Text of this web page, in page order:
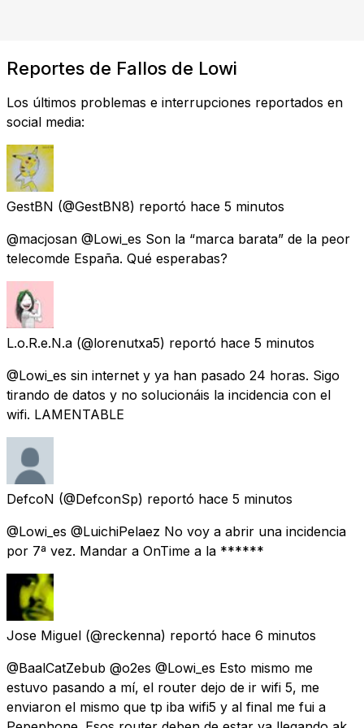
Reportes de Fallos de Lowi
Los últimos problemas e interrupciones reportados en
social media:
GestBN (@GestBN8) reportó hace 5 minutos
@macjosan @Lowi_es Son la “marca barata” de la peor
telecomde España. Qué esperabas?
L.o.R.e.N.a (@lorenutxa5) reportó hace 5 minutos
@Lowi_es sin internet y ya han pasado 24 horas. Sigo
tirando de datos y no solucionáis la incidencia con el
wifi. LAMENTABLE
DefcoN (@DefconSp) reportó hace 5 minutos
@Lowi_es @LuichiPelaez No voy a abrir una incidencia
por 7ª vez. Mandar a OnTime a la ******
Jose Miguel (@reckenna) reportó hace 6 minutos
@BaalCatZebub @o2es @Lowi_es Esto mismo me
estuvo pasando a mí, el router dejo de ir wifi 5, me
enviaron el mismo que tp iba wifi5 y al final me fui a